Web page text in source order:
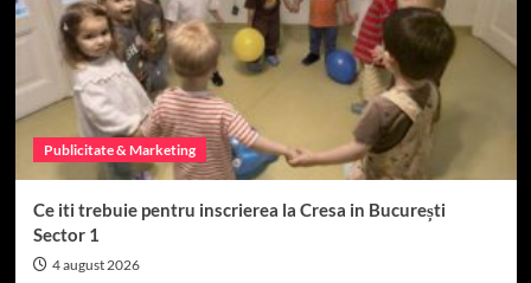
Publicitate & Marketing
Ce iti trebuie pentru inscrierea la Cresa in București
Sector 1
4 august 2026